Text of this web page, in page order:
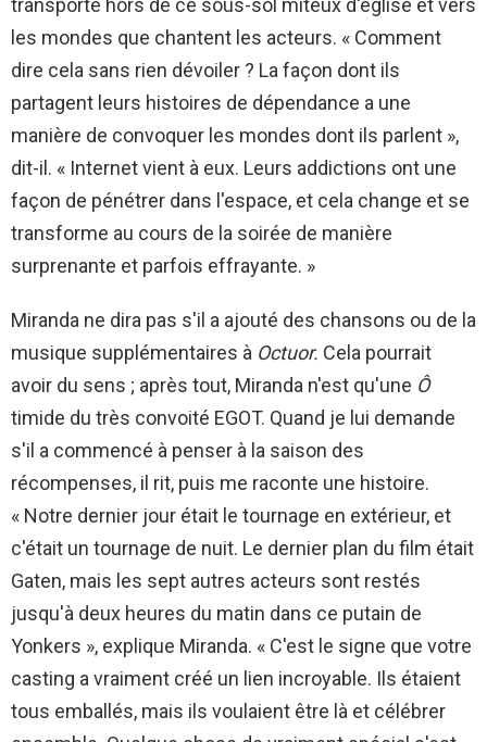
les mondes que chantent les acteurs. « Comment
dire cela sans rien dévoiler ? La façon dont ils
partagent leurs histoires de dépendance a une
manière de convoquer les mondes dont ils parlent »,
dit-il. « Internet vient à eux. Leurs addictions ont une
façon de pénétrer dans l'espace, et cela change et se
transforme au cours de la soirée de manière
surprenante et parfois effrayante. »
Miranda ne dira pas s'il a ajouté des chansons ou de la
musique supplémentaires à Octuor. Cela pourrait
avoir du sens ; après tout, Miranda n'est qu'une Ô
timide du très convoité EGOT. Quand je lui demande
s'il a commencé à penser à la saison des
récompenses, il rit, puis me raconte une histoire.
« Notre dernier jour était le tournage en extérieur, et
c'était un tournage de nuit. Le dernier plan du film était
Gaten, mais les sept autres acteurs sont restés
jusqu'à deux heures du matin dans ce putain de
Yonkers », explique Miranda. « C'est le signe que votre
casting a vraiment créé un lien incroyable. Ils étaient
tous emballés, mais ils voulaient être là et célébrer